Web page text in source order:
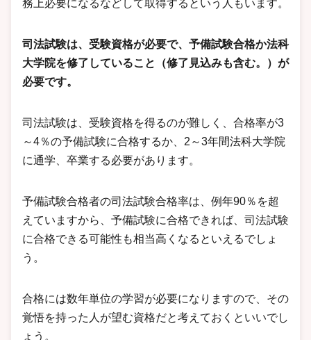
務上必要になるなどして取得するという人もいます。
司法試験は、受験資格が必要で、予備試験合格か法科
大学院を修了していること（修了見込みも含む。）が
必要です。
司法試験は、受験資格を得るのが難しく、合格率が3
～4％の予備試験に合格するか、2～3年間法科大学院
に通学、卒業する必要があります。
予備試験合格者の司法試験合格率は、例年90％を超
えていますから、予備試験に合格できれば、司法試験
に合格できる可能性も相当高くなるといえるでしょ
う。
合格には数年単位の学習が必要になりますので、その
覚悟を持った人が望む資格だと考えておくといいでし
ょう。